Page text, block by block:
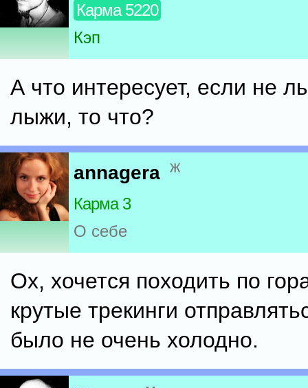
Карма 5220
Кэп
А что интересует, если не
лыжи, то что?
annagera ж
Карма 3
О себе
Ох, хочется походить по
крутые трекинги
было не очень холодно.